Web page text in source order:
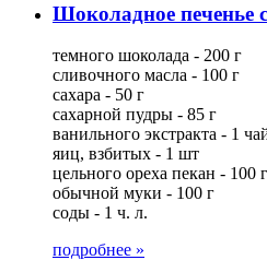
Шоколадное печенье
темного шоколада - 200 г
сливочного масла - 100 г
сахара - 50 г
сахарной пудры - 85 г
ванильного экстракта - 1
яиц, взбитых - 1 шт
цельного ореха пекан - 100 г
обычной муки - 100 г
соды - 1 ч. л.
подробнее »